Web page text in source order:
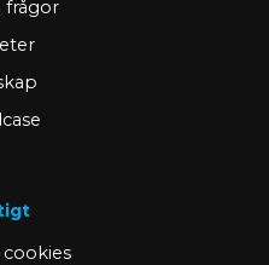
frågor
cookies